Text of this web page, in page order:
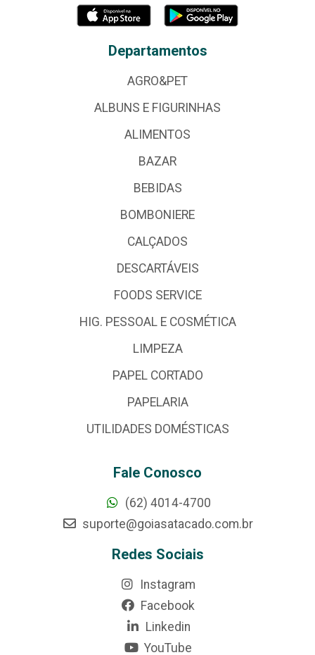
Departamentos
AGRO&PET
ALBUNS E FIGURINHAS
ALIMENTOS
BAZAR
BEBIDAS
BOMBONIERE
CALÇADOS
DESCARTÁVEIS
FOODS SERVICE
HIG. PESSOAL E COSMÉTICA
LIMPEZA
PAPEL CORTADO
PAPELARIA
UTILIDADES DOMÉSTICAS
Fale Conosco
(62) 4014-4700
suporte@goiasatacado.com.br
Redes Sociais
Instagram
Facebook
Linkedin
YouTube